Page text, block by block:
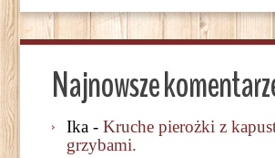
Najnowsze
Ika - Kruche pierożki z
grzybami.